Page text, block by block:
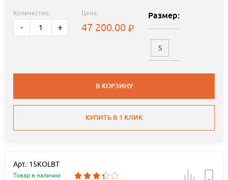
Количество:
- +
Цена:
47 200.00
Размер:
S
В КОРЗИНУ
КУПИТЬ В 1 КЛИК
Арт.: 15KOLBT
Товар в наличии